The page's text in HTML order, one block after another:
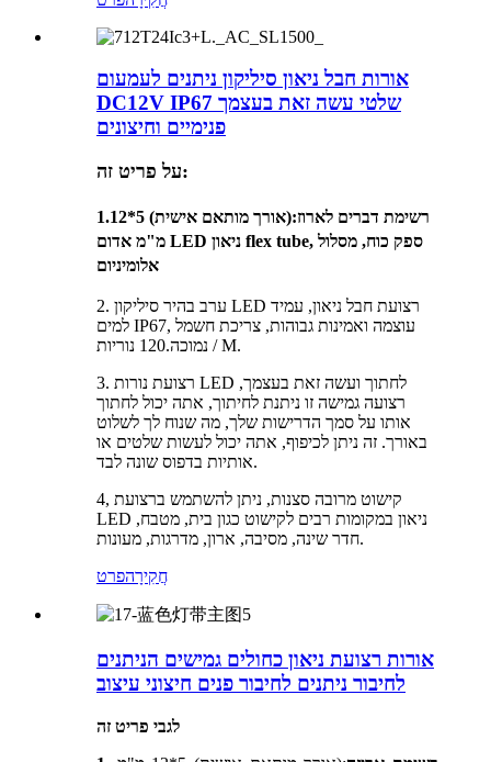
אורות חבל ניאון סיליקון ניתנים לעמעום
DC12V IP67 שלטי עשה זאת בעצמך
פנימיים וחיצונים
על פריט זה:
1. רשימת דברים לארוז
:(אורך מותאם אישית) 5*12
מ"מ אדום LED ניאון flex tube, ספק כוח, מסלול
אלומיניום
2. ערב בהיר סיליקון LED רצועת חבל ניאון, עמיד
למים IP67, עוצמה ואמינות גבוהות, צריכת חשמל
נמוכה.120 נוריות / M.
3. רצועת נורות LED לחתוך ועשה זאת בעצמך,
רצועה גמישה זו ניתנת לחיתוך, אתה יכול לחתוך
אותו על סמך הדרישות שלך, מה שנוח לך לשלוט
באורך. זה ניתן לכיפוף, אתה יכול לעשות שלטים או
אותיות בדפוס שונה לבד.
4, קישוט מרובה סצנות, ניתן להשתמש ברצועת
LED ניאון במקומות רבים לקישוט כגון בית, מטבח,
חדר שינה, מסיבה, ארון, מדרגות, מעונות.
חֲקִירָהפרט
אורות רצועת ניאון כחולים גמישים הניתנים
לחיבור ניתנים לחיבור פנים חיצוני עיצוב
לגבי פריט זה